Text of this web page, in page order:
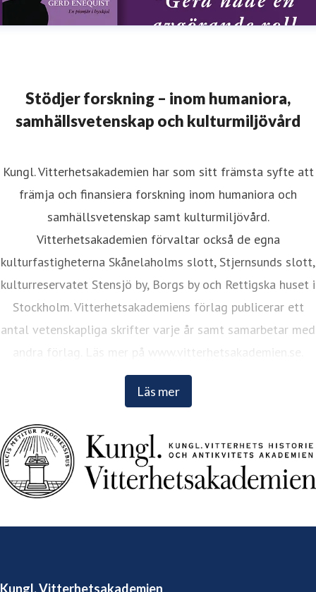
Stödjer forskning – inom humaniora,
samhällsvetenskap och kulturmiljövård
Läs mer
Kungl. Vitterhetsakademien har som sitt främsta syfte att
främja och finansiera forskning inom humaniora och
samhällsvetenskap samt kulturmiljövård.
Vitterhetsakademien förvaltar också de egna
kulturfastigheterna Skånelaholms slott, Stjernsunds slott,
kulturreservatet Stensjö by, Borgs by och Rettigska huset i
Stockholm. Vitterhetsakademiens förlag publicerar ett
antal vetenskapliga skrifter varje år samt samarbetar med
andra förlag. Läs mer på www.vitterhetsakademien.se.
Kungl. Vitterhetsakademien